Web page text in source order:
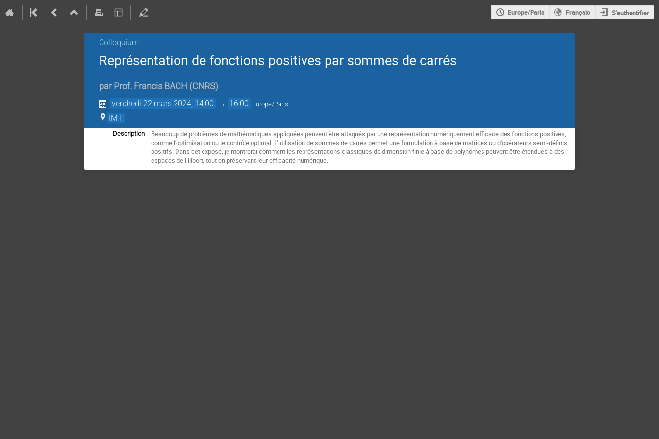
Europe/Paris Français S'authentifier
Colloquium
Représentation de fonctions positives par sommes de carrés
par Prof. Francis BACH (CNRS)
vendredi 22 mars 2024, 14:00 → 16:00 Europe/Paris
IMT
Description
Beaucoup de problèmes de mathématiques appliquées peuvent être attaqués par une représentation numériquement efficace des fonctions positives,
comme l’optimisation ou le contrôle optimal. L’utilisation de sommes de carrés permet une formulation à base de matrices ou d'opérateurs semi-définis
positifs. Dans cet exposé, je montrerai comment les représentations classiques de dimension finie à base de polynômes peuvent être étendues à des
espaces de Hilbert, tout en préservant leur efficacité numérique.